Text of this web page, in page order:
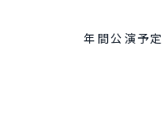
年間公演予